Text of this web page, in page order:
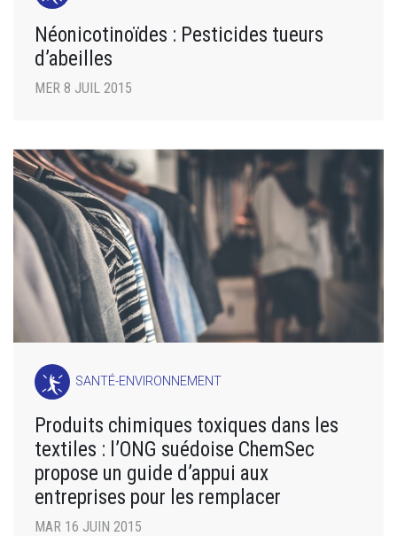
Néonicotinoïdes : Pesticides tueurs
d’abeilles
MER 8 JUIL 2015
SANTÉ-ENVIRONNEMENT
Produits chimiques toxiques dans les
textiles : l’ONG suédoise ChemSec
propose un guide d’appui aux
entreprises pour les remplacer
MAR 16 JUIN 2015